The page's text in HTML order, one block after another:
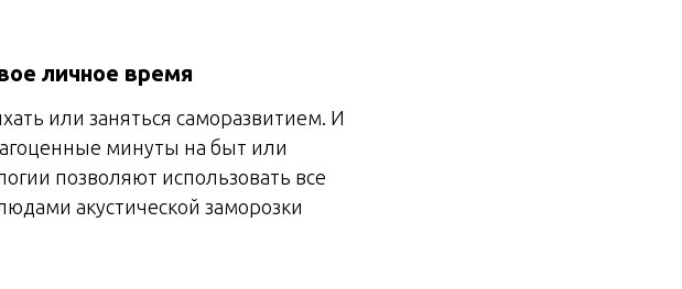
личное время
или заняться саморазвитием. И
минуты на быт или
позволяют использовать все
акустической заморозки